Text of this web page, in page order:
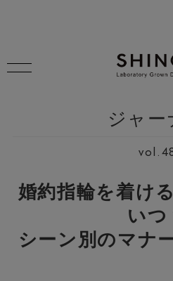
ジャ
婚約指輪を着け
いつ
シーン別のマナ